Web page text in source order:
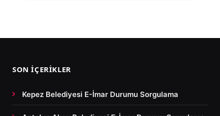
SON İÇERIKLER
Kepez Belediyesi E-İmar Durumu Sorgulama